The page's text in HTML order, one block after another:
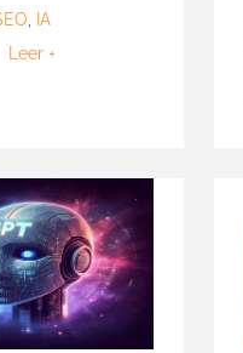
IA
Leer +